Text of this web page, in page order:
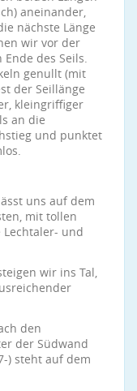
aneinander,
nächste Länge
wir vor der
des Seils.
genullt (mit
der Seillänge
kleingriffiger
an die
und punktet
uns auf dem
mit tollen
und
wir ins Tal,
den
der Südwand
) steht auf dem